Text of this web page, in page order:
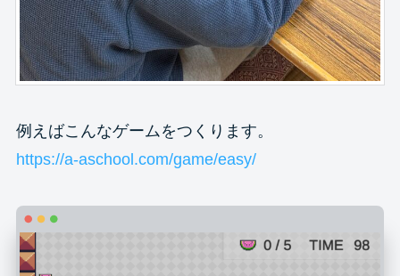
例えばこんなゲームをつくります。
https://a-aschool.com/game/easy/